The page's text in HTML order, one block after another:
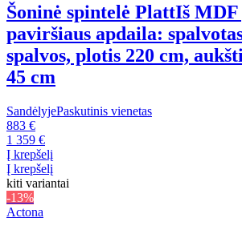
Šoninė spintelė PlattIš MDF
paviršiaus apdaila:
spalvos, plotis 220 cm,
45 cm
SandėlyjePaskutinis vienetas
883 €
1 359 €
Į krepšelį
Į krepšelį
kiti variantai
-13%
Actona